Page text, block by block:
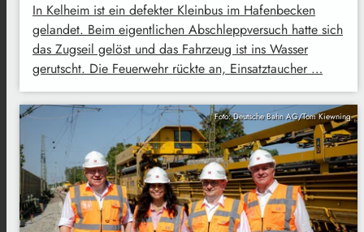
In Kelheim ist ein defekter Kleinbus im Hafenbecken
gelandet. Beim eigentlichen Abschleppversuch hatte sich
das Zugseil gelöst und das Fahrzeug ist ins Wasser
gerutscht. Die Feuerwehr rückte an, Einsatztaucher …
Foto: Deutsche Bahn AG/Tom Kiewning